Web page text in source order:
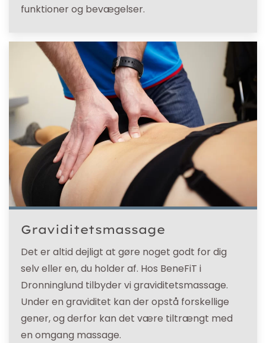
funktioner og bevægelser.
Graviditetsmassage
Det er altid dejligt at gøre noget godt for dig
selv eller en, du holder af. Hos BeneFiT i
Dronninglund tilbyder vi graviditetsmassage.
Under en graviditet kan der opstå forskellige
gener, og derfor kan det være tiltrængt med
en omgang massage.